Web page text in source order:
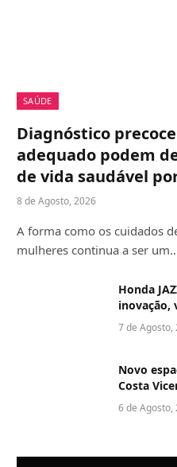
SAÚDE
Diagnóstico
adequado podem
de vida saudável
8 de Agosto, 2026
A forma como os cuidados
mulheres continua a ser
Honda
inovação,
7 de Agosto,
Novo
Costa
6 de Agosto,